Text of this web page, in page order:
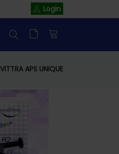
Login
VITTRA APS UNIQUE